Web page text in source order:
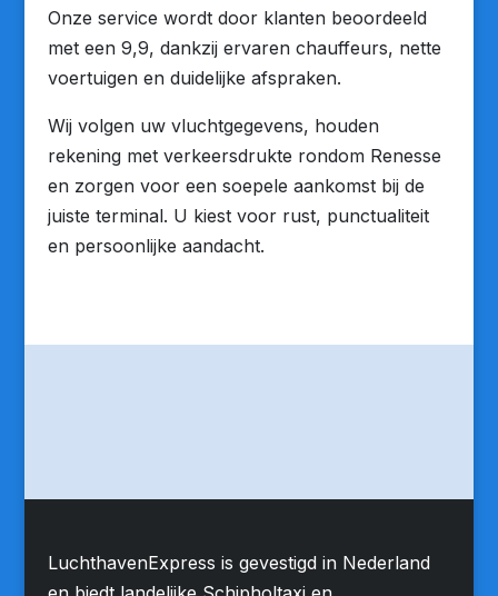
Onze service wordt door klanten beoordeeld
met een 9,9, dankzij ervaren chauffeurs, nette
voertuigen en duidelijke afspraken.
Wij volgen uw vluchtgegevens, houden
rekening met verkeersdrukte rondom Renesse
en zorgen voor een soepele aankomst bij de
juiste terminal. U kiest voor rust, punctualiteit
en persoonlijke aandacht.
LuchthavenExpress is gevestigd in Nederland